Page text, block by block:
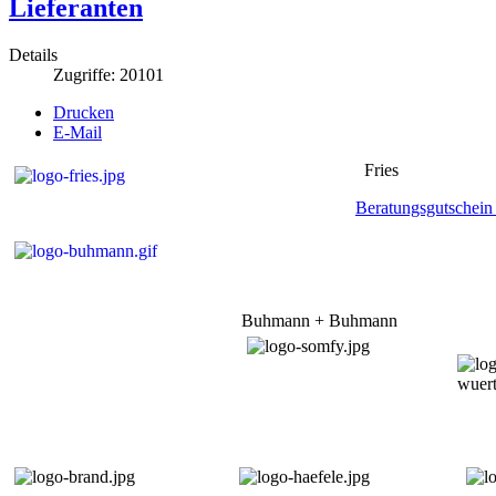
Lieferanten
Details
Zugriffe: 20101
Drucken
E-Mail
Fries
Beratungsgutschein
Buhmann + Buhmann